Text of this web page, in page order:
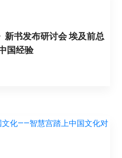
新书发布研讨会 埃及前总
国经验